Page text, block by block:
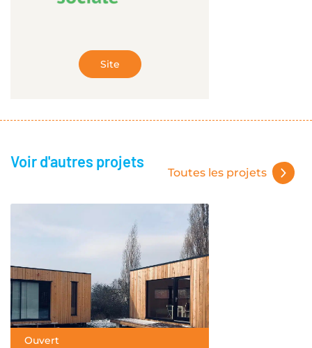
Site
Toutes les projets
Voir d'autres projets
Ouvert